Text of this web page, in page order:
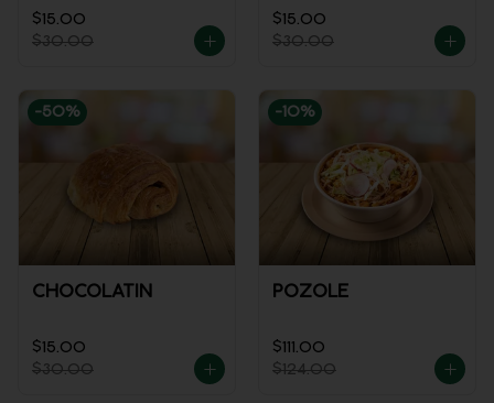
$15.00
$30.00
$15.00
$30.00
-50%
CHOCOLATIN
$15.00
$30.00
-10%
POZOLE
$111.00
$124.00